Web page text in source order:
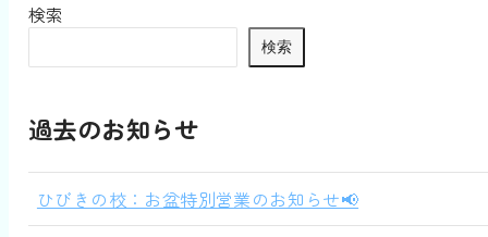
検索
検索
過去のお知らせ
ひびきの校：お盆特別営業のお知らせ📢